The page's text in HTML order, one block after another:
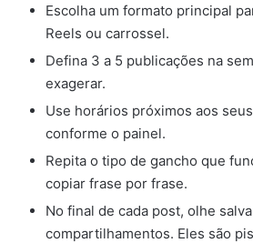
Escolha um formato principal
Reels ou carrossel.
Defina 3 a 5 publicações na
exagerar.
Use horários próximos aos
conforme o painel.
Repita o tipo de gancho que
copiar frase por frase.
No final de cada post, olhe
compartilhamentos. Eles são